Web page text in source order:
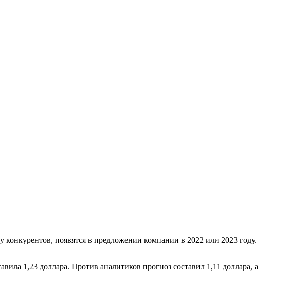
конкурентов, появятся в предложении компании в 2022 или 2023 году.
1,23 доллара. Против аналитиков прогноз составил 1,11 доллара, а